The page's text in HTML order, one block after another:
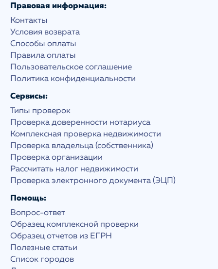
Правовая информация:
Контакты
Условия возврата
Способы оплаты
Правила оплаты
Пользовательское соглашение
Политика конфиденциальности
Сервисы:
Типы проверок
Проверка доверенности нотариуса
Комплексная проверка недвижимости
Проверка владельца (собственника)
Проверка организации
Рассчитать налог недвижимости
Проверка электронного документа (ЭЦП)
Помощь:
Вопрос-ответ
Образец комплексной проверки
Образец отчетов из ЕГРН
Полезные статьи
Список городов